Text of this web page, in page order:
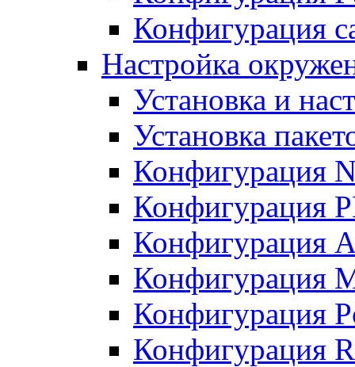
Конфигурация
Настройка
Установка и
Установка
Конфигурация
Конфигурация
Конфигурация
Конфигурация
Конфигурация
Конфигурация